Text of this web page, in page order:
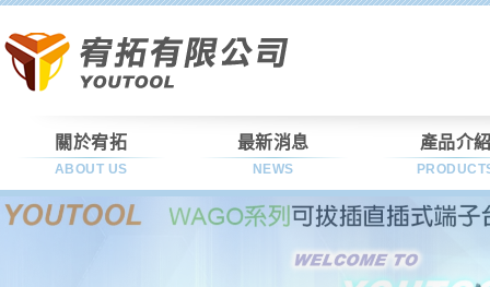
關於宥拓
ABOUT US
最新消息
NEWS
產品介